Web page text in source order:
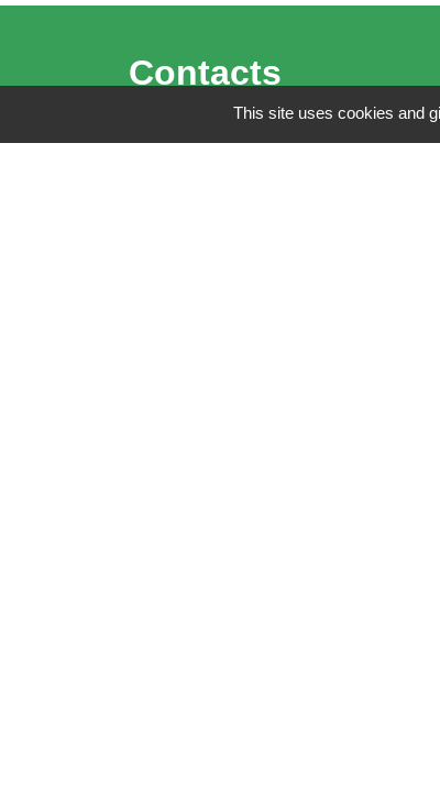
Contacts
Mairie de Brains
This site uses cookies and